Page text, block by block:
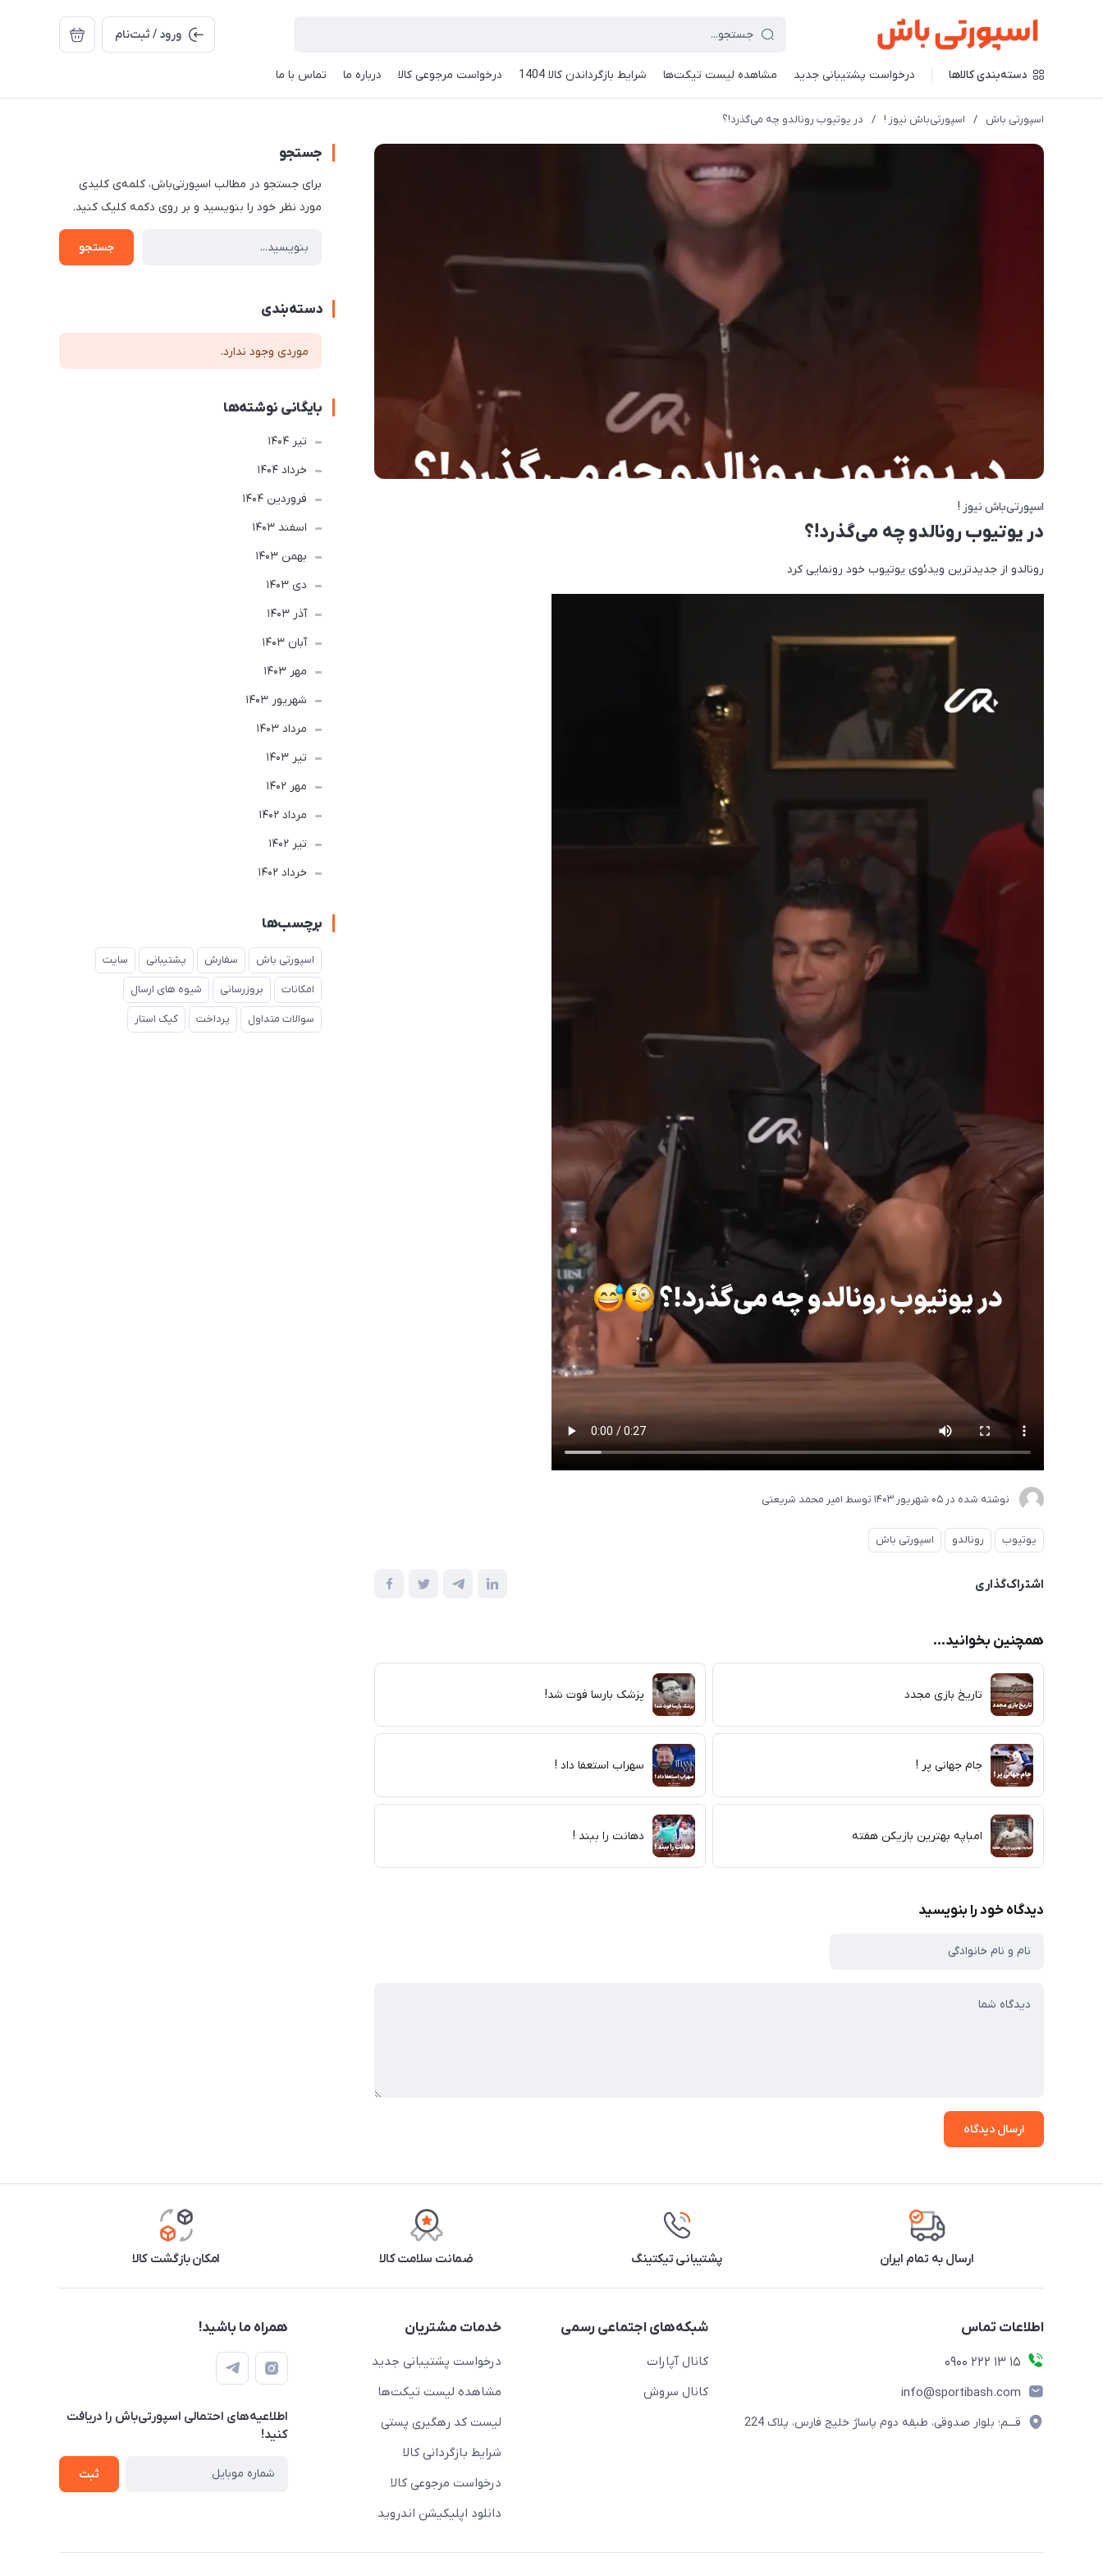
ورود / ثبت‌نام
دسته‌بندی کالاها درخواست پشتیبانی جدید مشاهده لیست تیکت‌ها شرایط بازگرداندن کالا 1404 درخواست مرجوعی کالا درباره ما تماس با ما
اسپورتی باش / اسپورتی‌باش نیوز ! / در یوتیوب رونالدو چه می‌گذرد!؟
اسپورتی‌باش نیوز !
در یوتیوب رونالدو چه می‌گذرد!؟
رونالدو از جدیدترین ویدئوی یوتیوب خود رونمایی کرد
نوشته شده در 05 شهریور 1403 توسط امیر محمد شریعتی
یوتیوب رونالدو اسپورتی باش
اشتراک‌گذاری
همچنین بخوانید...
تاریخ بازی مجدد پزشک بارسا فوت شد!
جام جهانی پر ! سهراب استعفا داد !
امباپه بهترین بازیکن هفته دهانت را ببند !
دیدگاه خود را بنویسید
ارسال دیدگاه
جستجو
برای جستجو در مطالب اسپورتی‌باش، کلمه‌ی کلیدی
مورد نظر خود را بنویسید و بر روی دکمه کلیک کنید.
جستجو
دسته‌بندی
موردی وجود ندارد.
بایگانی نوشته‌ها
تير 1404
خرداد 1404
فروردین 1404
اسفند 1403
بهمن 1403
دی 1403
آذر 1403
آبان 1403
مهر 1403
شهریور 1403
مرداد 1403
تير 1403
مهر 1402
مرداد 1402
تير 1402
خرداد 1402
برچسب‌ها
اسپورتی باش سفارش پشتیبانی سایت
امکانات بروزرسانی شیوه های ارسال
سوالات متداول پرداخت کیک استار
ارسال به تمام ایران پشتیبانی تیکتینگ ضمانت سلامت کالا امکان بازگشت کالا
اطلاعات تماس
15 13 222 0900
info@sportibash.com
قـــم؛ بلوار صدوقی، طبقه دوم پاساژ خلیج فارس، پلاک 224
شبکه‌های اجتماعی رسمی
کانال آپارات
کانال سروش
خدمات مشتریان
درخواست پشتیبانی جدید
مشاهده لیست تیکت‌ها
لیست کد رهگیری پستی
شرایط بازگردانی کالا
درخواست مرجوعی کالا
دانلود اپلیکیشن اندروید
همراه ما باشید!
اطلاعیه‌های احتمالی اسپورتی‌باش را دریافت
کنید!
ثبت